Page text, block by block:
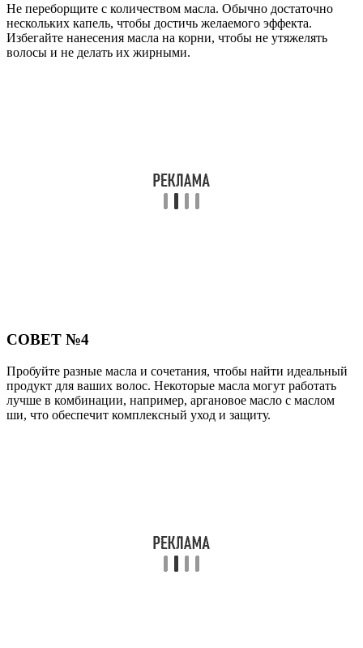
Не переборщите с количеством масла. Обычно достаточно
нескольких капель, чтобы достичь желаемого эффекта.
Избегайте нанесения масла на корни, чтобы не утяжелять
волосы и не делать их жирными.
СОВЕТ №4
Пробуйте разные масла и сочетания, чтобы найти идеальный
продукт для ваших волос. Некоторые масла могут работать
лучше в комбинации, например, аргановое масло с маслом
ши, что обеспечит комплексный уход и защиту.